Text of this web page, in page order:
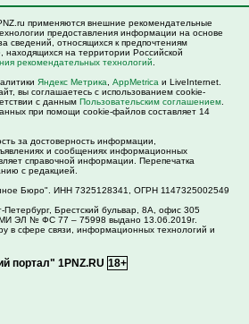
применяются внешние рекомендательные
предоставления информации на основе
сведений, относящихся к предпочтениям
находящихся на территории Российской
рекомендательных технологий
Яндекс Метрика AppMetrica и LiveInternet.
вы соглашаетесь с использованием cookie-
с данным Пользовательским соглашением
при помощи cookie-файлов составляет 14
за достоверность информации,
и сообщениях информационных
справочной информации. Перепечатка
с редакцией.
Бюро". ИНН 7325128341, ОГРН 1147325002549
Петербург, Брестский бульвар, 8А, офис 305
ЭЛ № ФС 77 – 75998 выдано 13.06.2019г.
в сфере связи, информационных технологий и
портал" 1PNZ.RU 18+